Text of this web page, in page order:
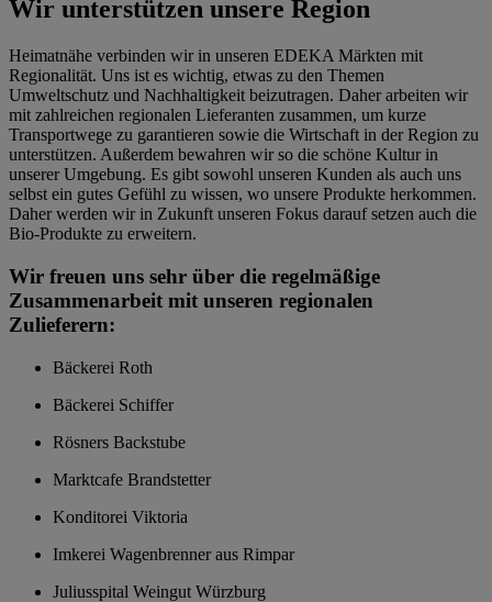
Wir unterstützen unsere Region
Heimatnähe verbinden wir in unseren EDEKA Märkten mit
Regionalität. Uns ist es wichtig, etwas zu den Themen
Umweltschutz und Nachhaltigkeit beizutragen. Daher arbeiten wir
mit zahlreichen regionalen Lieferanten zusammen, um kurze
Transportwege zu garantieren sowie die Wirtschaft in der Region zu
unterstützen. Außerdem bewahren wir so die schöne Kultur in
unserer Umgebung. Es gibt sowohl unseren Kunden als auch uns
selbst ein gutes Gefühl zu wissen, wo unsere Produkte herkommen.
Daher werden wir in Zukunft unseren Fokus darauf setzen auch die
Bio-Produkte zu erweitern.
Wir freuen uns sehr über die regelmäßige
Zusammenarbeit mit unseren regionalen
Zulieferern:
Bäckerei Roth
Bäckerei Schiffer
Rösners Backstube
Marktcafe Brandstetter
Konditorei Viktoria
Imkerei Wagenbrenner aus Rimpar
Juliusspital Weingut Würzburg